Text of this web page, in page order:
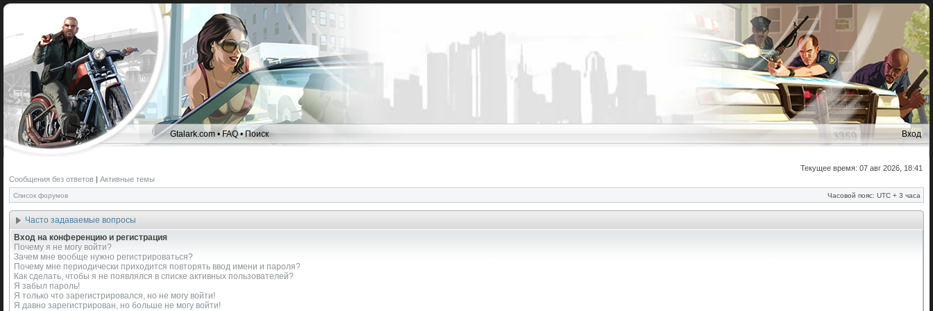
Gtalark.com •FAQ•Поиск Вход
Текущее время: 07 авг 2026, 18:41
Сообщения без ответов | Активные темы
Список форумов Часовой пояс: UTC + 3 часа
Часто задаваемые вопросы
Вход на конференцию и регистрация
Почему я не могу войти?
Зачем мне вообще нужно регистрироваться?
Почему мне периодически приходится повторять ввод имени и пароля?
Как сделать, чтобы я не появлялся в списке активных пользователей?
Я забыл пароль!
Я только что зарегистрировался, но не могу войти!
Я давно зарегистрирован, но больше не могу войти!